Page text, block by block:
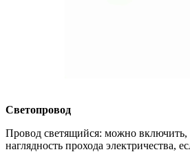
Светопровод
Провод светящийся: можно
наглядность прохода электричества,